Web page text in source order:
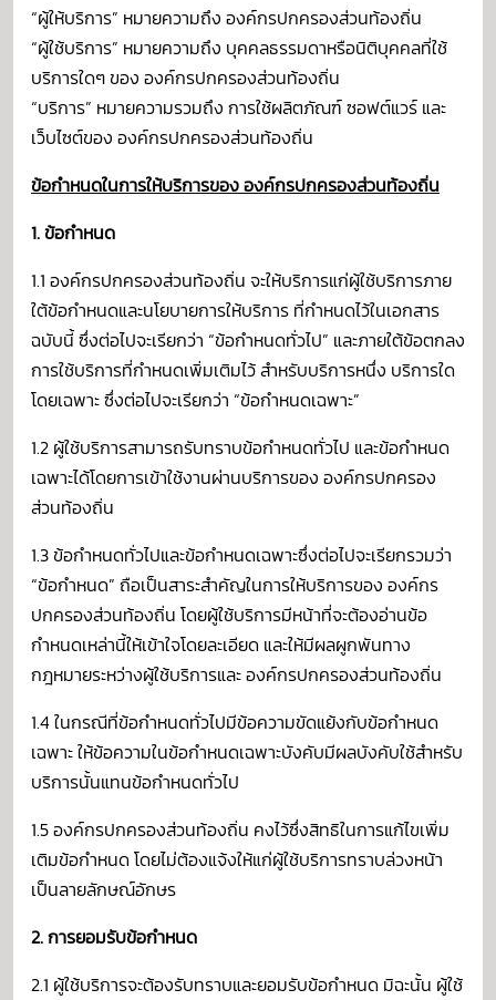
“ผู้ให้บริการ” หมายความถึง องค์กรปกครองส่วนท้องถิ่น
“ผู้ใช้บริการ” หมายความถึง บุคคลธรรมดาหรือนิติบุคคลที่ใช้
บริการใดๆ ของ องค์กรปกครองส่วนท้องถิ่น
“บริการ” หมายความรวมถึง การใช้ผลิตภัณฑ์ ซอฟต์แวร์ และ
เว็บไซต์ของ องค์กรปกครองส่วนท้องถิ่น
ข้อกำหนดในการให้บริการของ องค์กรปกครองส่วนท้องถิ่น
1. ข้อกำหนด
1.1 องค์กรปกครองส่วนท้องถิ่น จะให้บริการแก่ผู้ใช้บริการภาย
ใต้ข้อกำหนดและนโยบายการให้บริการ ที่กำหนดไว้ในเอกสาร
ฉบับนี้ ซึ่งต่อไปจะเรียกว่า “ข้อกำหนดทั่วไป” และภายใต้ข้อตกลง
การใช้บริการที่กำหนดเพิ่มเติมไว้ สำหรับบริการหนึ่ง บริการใด
โดยเฉพาะ ซึ่งต่อไปจะเรียกว่า “ข้อกำหนดเฉพาะ”
1.2 ผู้ใช้บริการสามารถรับทราบข้อกำหนดทั่วไป และข้อกำหนด
เฉพาะได้โดยการเข้าใช้งานผ่านบริการของ องค์กรปกครอง
ส่วนท้องถิ่น
1.3 ข้อกำหนดทั่วไปและข้อกำหนดเฉพาะซึ่งต่อไปจะเรียกรวมว่า
“ข้อกำหนด” ถือเป็นสาระสำคัญในการให้บริการของ องค์กร
ปกครองส่วนท้องถิ่น โดยผู้ใช้บริการมีหน้าที่จะต้องอ่านข้อ
กำหนดเหล่านี้ให้เข้าใจโดยละเอียด และให้มีผลผูกพันทาง
กฎหมายระหว่างผู้ใช้บริการและ องค์กรปกครองส่วนท้องถิ่น
1.4 ในกรณีที่ข้อกำหนดทั่วไปมีข้อความขัดแย้งกับข้อกำหนด
เฉพาะ ให้ข้อความในข้อกำหนดเฉพาะบังคับมีผลบังคับใช้สำหรับ
บริการนั้นแทนข้อกำหนดทั่วไป
1.5 องค์กรปกครองส่วนท้องถิ่น คงไว้ซึ่งสิทธิในการแก้ไขเพิ่ม
เติมข้อกำหนด โดยไม่ต้องแจ้งให้แก่ผู้ใช้บริการทราบล่วงหน้า
เป็นลายลักษณ์อักษร
2. การยอมรับข้อกำหนด
2.1 ผู้ใช้บริการจะต้องรับทราบและยอมรับข้อกำหนด มิฉะนั้น ผู้ใช้